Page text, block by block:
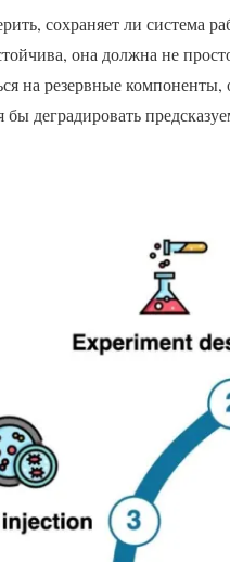
сохраняет ли система
она должна не
на резервные компоненты,
бы деградировать